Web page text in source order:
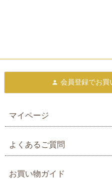
会員登録でお買
マイページ
よくあるご質問
お買い物ガイド